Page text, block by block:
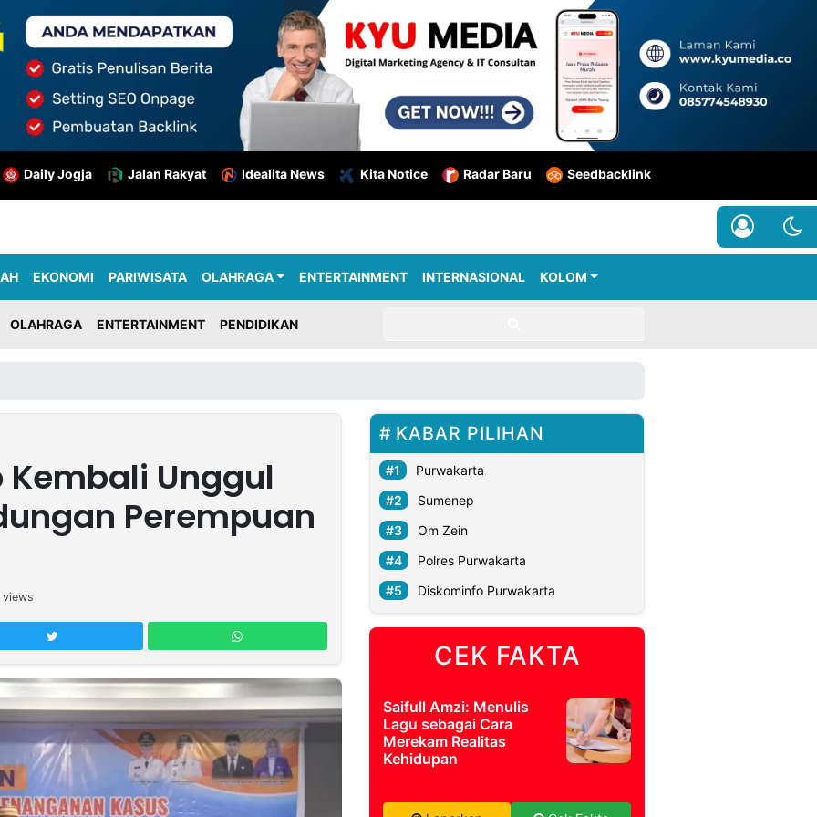
Daily Jogja Jalan Rakyat Idealita News Kita Notice Radar Baru Seedbacklink
EKONOMI PARIWISATA OLAHRAGA ENTERTAINMENT INTERNASIONAL KOLOM
OLAHRAGA ENTERTAINMENT PENDIDIKAN
Kembali Unggul
Perempuan
views
KABAR PILIHAN
Purwakarta
Sumenep
Om Zein
Polres Purwakarta
Diskominfo Purwakarta
CEK FAKTA
Saifull Amzi: Menulis
Lagu sebagai Cara
Merekam Realitas
Kehidupan